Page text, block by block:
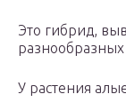
Это гибрид,
У растения